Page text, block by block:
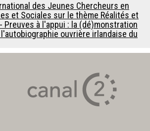
des Jeunes Chercheurs en
et Sociales sur le thème Réalités et
Preuves à l'appui : la (dé)monstration
ouvrière irlandaise du